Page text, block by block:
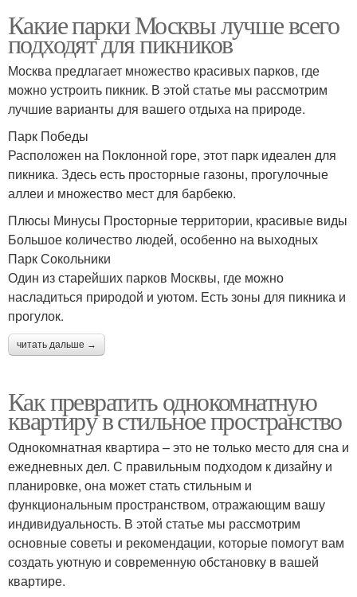
Какие парки Москвы лучше всего
подходят для пикников
Москва предлагает множество красивых парков, где
можно устроить пикник. В этой статье мы рассмотрим
лучшие варианты для вашего отдыха на природе.
Парк Победы
Расположен на Поклонной горе, этот парк идеален для
пикника. Здесь есть просторные газоны, прогулочные
аллеи и множество мест для барбекю.
Плюсы Минусы Просторные территории, красивые виды
Большое количество людей, особенно на выходных
Парк Сокольники
Один из старейших парков Москвы, где можно
насладиться природой и уютом. Есть зоны для пикника и
прогулок.
читать дальше →
Как превратить однокомнатную
квартиру в стильное пространство
Однокомнатная квартира – это не только место для сна и
ежедневных дел. С правильным подходом к дизайну и
планировке, она может стать стильным и
функциональным пространством, отражающим вашу
индивидуальность. В этой статье мы рассмотрим
основные советы и рекомендации, которые помогут вам
создать уютную и современную обстановку в вашей
квартире.